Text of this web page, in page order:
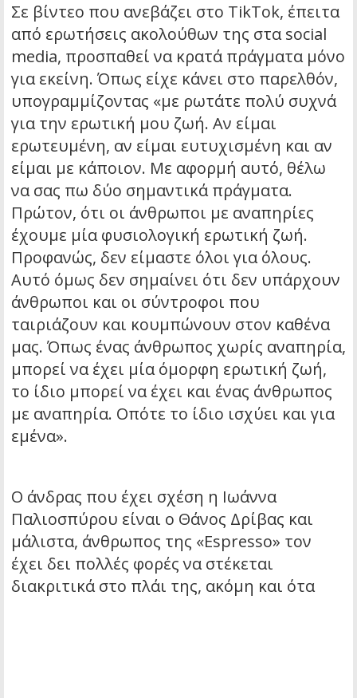
Σε βίντεο που ανεβάζει στο TikTok, έπειτα
από ερωτήσεις ακολούθων της στα social
media, προσπαθεί να κρατά πράγματα μόνο
για εκείνη. Όπως είχε κάνει στο παρελθόν,
υπογραμμίζοντας «με ρωτάτε πολύ συχνά
για την ερωτική μου ζωή. Αν είμαι
ερωτευμένη, αν είμαι ευτυχισμένη και αν
είμαι με κάποιον. Με αφορμή αυτό, θέλω
να σας πω δύο σημαντικά πράγματα.
Πρώτον, ότι οι άνθρωποι με αναπηρίες
έχουμε μία φυσιολογική ερωτική ζωή.
Προφανώς, δεν είμαστε όλοι για όλους.
Αυτό όμως δεν σημαίνει ότι δεν υπάρχουν
άνθρωποι και οι σύντροφοι που
ταιριάζουν και κουμπώνουν στον καθένα
μας. Όπως ένας άνθρωπος χωρίς αναπηρία,
μπορεί να έχει μία όμορφη ερωτική ζωή,
το ίδιο μπορεί να έχει και ένας άνθρωπος
με αναπηρία. Οπότε το ίδιο ισχύει και για
εμένα».
Ο άνδρας που έχει σχέση η Ιωάννα
Παλιοσπύρου είναι ο Θάνος Δρίβας και
μάλιστα, άνθρωπος της «Espresso» τον
έχει δει πολλές φορές να στέκεται
διακριτικά στο πλάι της, ακόμη και ότα